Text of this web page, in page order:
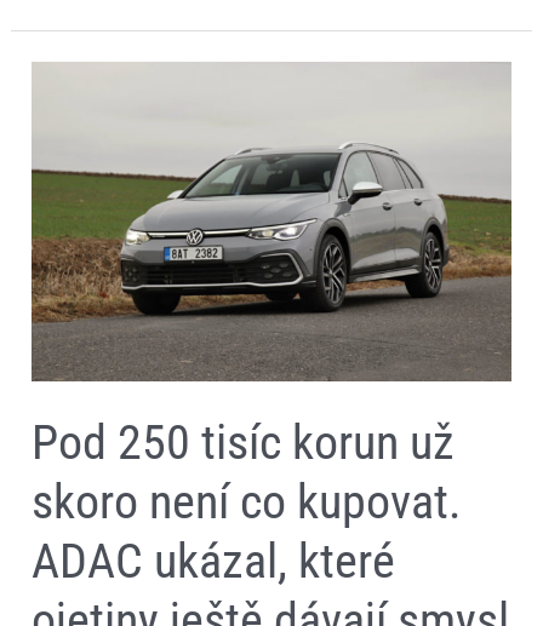
Pod 250 tisíc korun už
skoro není co kupovat.
ADAC ukázal, které
skoro
není
co
kupovat.
ADAC
ukázal,
které
ojetiny
ještě
dávají
smysl